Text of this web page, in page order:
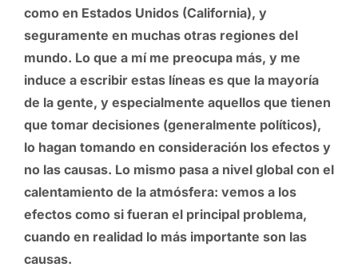
como en Estados Unidos (California), y
seguramente en muchas otras regiones del
mundo. Lo que a mí me preocupa más, y me
induce a escribir estas líneas es que la mayoría
de la gente, y especialmente aquellos que tienen
que tomar decisiones (generalmente políticos),
lo hagan tomando en consideración los efectos y
no las causas. Lo mismo pasa a nivel global con el
calentamiento de la atmósfera: vemos a los
efectos como si fueran el principal problema,
cuando en realidad lo más importante son las
causas.